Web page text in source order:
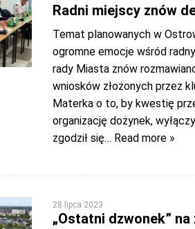
Radni miejscy znów
Temat planowanych w
ogromne emocje wśród
rady Miasta znów
wniosków złożonych przez
Materka o to, by kwestię
organizację dożynek,
zgodził się… Read more »
28 lipca 2023
„Ostatni dzwonek”